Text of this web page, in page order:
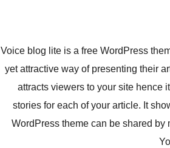
Voice blog lite is a free WordPress
yet attractive way of presenting their
attracts viewers to your site hence
stories for each of your article. It
WordPress theme can be shared by